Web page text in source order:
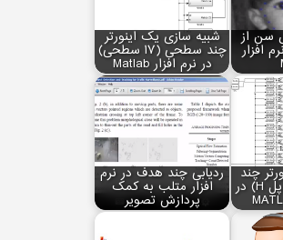
سن از
افزار
شبیه سازی یک اینورتر
چند سطحی (17 سطحی)
در نرم افزار Matlab
چند
سطحی کسکد (پل H) در
ردیابی چند هدف در نرم
افزار متلب به کمک
پردازش تصویر